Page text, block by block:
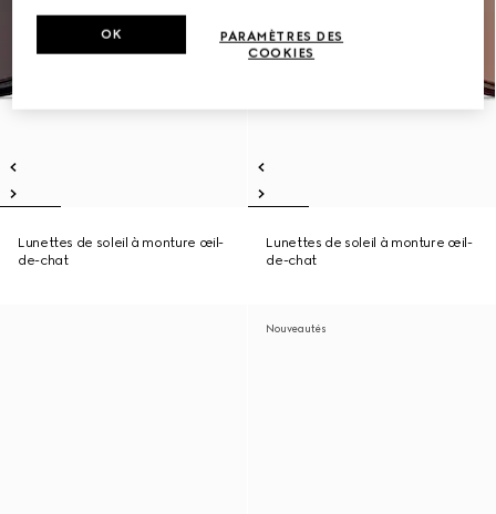
Lunettes de soleil à monture œil-
de-chat
Lunettes de soleil à monture œil-
de-chat
Nouveautés
PARAMÈTRES DES
COOKIES
OK